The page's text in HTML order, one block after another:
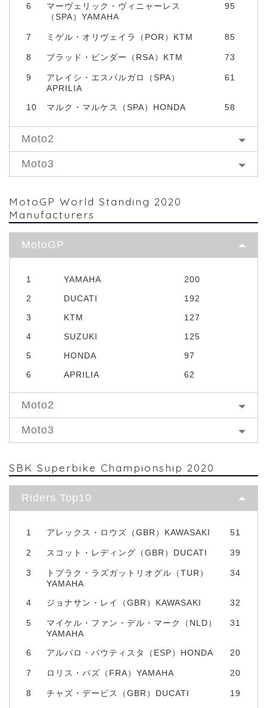
6
マーヴェリック・ヴィニャーレス
（SPA）YAMAHA
95
7 ミゲル・オリヴェイラ（POR）KTM 85
8 ブラッド・ビンダー（RSA）KTM 73
9
アレイシ・エスパルガロ（SPA）
APRILIA
61
10 マルク・マルケス（SPA）HONDA 58
Moto2
Moto3
MotoGP World Standing 2020
Manufacturers
MotoGP
1 YAMAHA
200
2
DUCATI
192
3
KTM
127
4
SUZUKI
125
5
HONDA
97
6
APRILIA 62
Moto2
Moto3
SBK Superbike Championship 2020
Riders Top10
1 アレックス・ロウズ（GBR）KAWASAKI 51
2 スコット・レディング（GBR）DUCATI 39
3
トプラク・ラズガットリオグル（TUR）
YAMAHA
34
4 ジョナサン・レイ（GBR）KAWASAKI 32
5
マイケル・ファン・デル・マーク（NLD）
YAMAHA
31
6 アルバロ・バウティスタ（ESP）HONDA 20
7 ロリス・バズ（FRA）YAMAHA 20
8 チャズ・デービス（GBR）DUCATI 19